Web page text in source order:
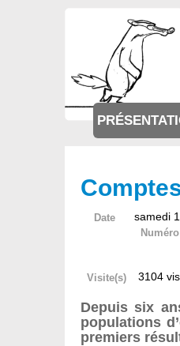
Date samedi
Visite(s) 3104
Depuis six
populations
premiers